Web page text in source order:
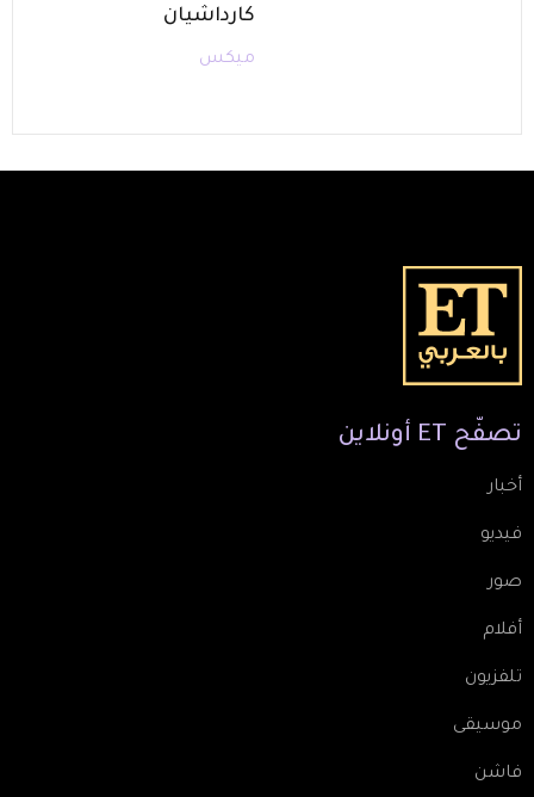
كارداشيان
ميكس
تصفّح ET أونلاين
أخبار
فيديو
صور
أفلام
تلفزيون
موسيقى
فاشن